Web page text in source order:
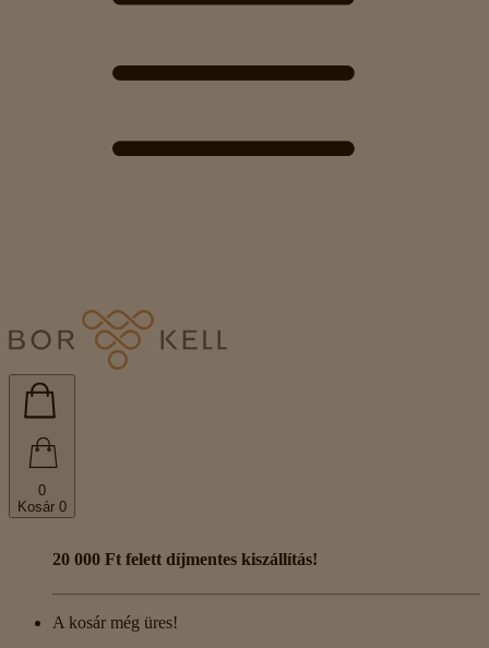
0
Kosár 0
20 000 Ft felett díjmentes kiszállítás!
A kosár még üres!